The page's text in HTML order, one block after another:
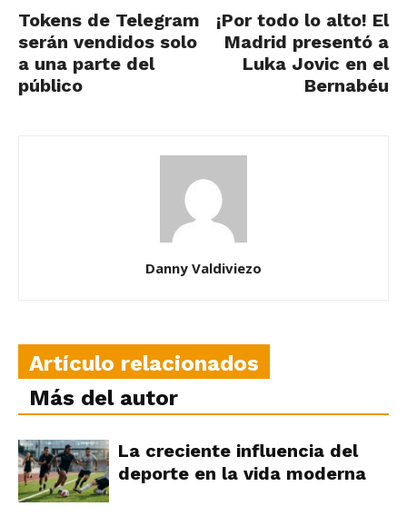
Tokens de Telegram
serán vendidos solo
a una parte del
público
¡Por todo lo alto! El
Madrid presentó a
Luka Jovic en el
Bernabéu
Danny Valdiviezo
Artículo relacionados
Más del autor
La creciente influencia del
deporte en la vida moderna